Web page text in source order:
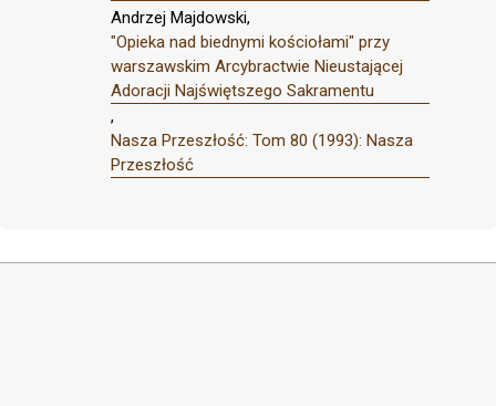
Andrzej Majdowski,
"Opieka nad biednymi kościołami" przy
warszawskim Arcybractwie Nieustającej
Adoracji Najświętszego Sakramentu
,
Nasza Przeszłość: Tom 80 (1993): Nasza
Przeszłość